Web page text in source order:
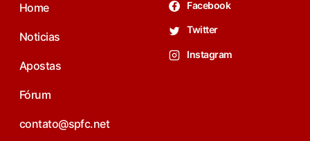
Home
Noticias
Apostas
Fórum
contato@spfc.net
Facebook
Twitter
Instagram